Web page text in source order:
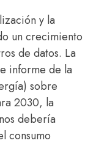
y la
un crecimiento
de datos. La
informe de la
sobre
2030, la
debería
consumo